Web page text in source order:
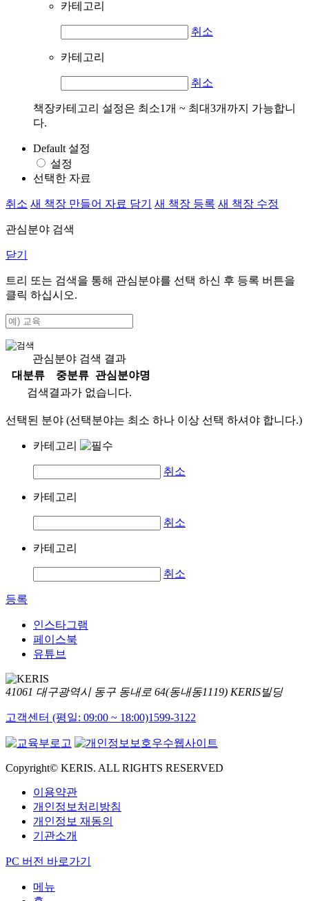
카테고리
취소
카테고리
취소
책장카테고리 설정은 최소1개 ~ 최대3개까지 가능합니
다.
Default 설정
설정
선택한 자료
취소 새 책장 만들어 자료 담기 새 책장 등록 새 책장 수정
관심분야 검색
닫기
트리 또는 검색을 통해 관심분야를 선택 하신 후 등록 버튼을
클릭 하십시오.
관심분야 검색 결과
대분류
중분류
관심분야명
검색결과가 없습니다.
선택된 분야 (선택분야는 최소 하나 이상 선택 하셔야 합니다.)
카테고리
취소
카테고리
취소
카테고리
취소
등록
인스타그램
페이스북
유튜브
41061 대구광역시 동구 동내로 64(동내동1119) KERIS빌딩
고객센터 (평일: 09:00 ~ 18:00)1599-3122
Copyright© KERIS. ALL RIGHTS RESERVED
이용약관
개인정보처리방침
개인정보 재동의
기관소개
PC 버전 바로가기
메뉴